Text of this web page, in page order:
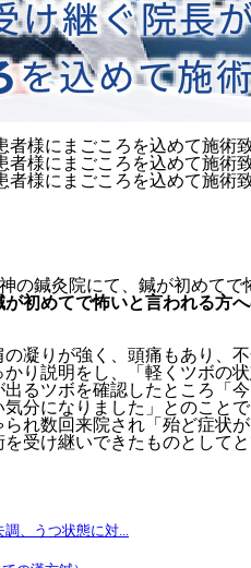
の鍼灸院にて、鍼が初めて
初めてで怖いと言われる方へ
凝りが強く、頭痛もあり
り説明をし、「軽くツボ
るツボを確認したところ
分になりました」とのこ
れ数回来院され「殆ど症
受け継いできたものとして
、うつ状態に対...